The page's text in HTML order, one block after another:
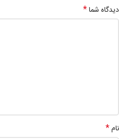
دیدگاه شما*
نام*